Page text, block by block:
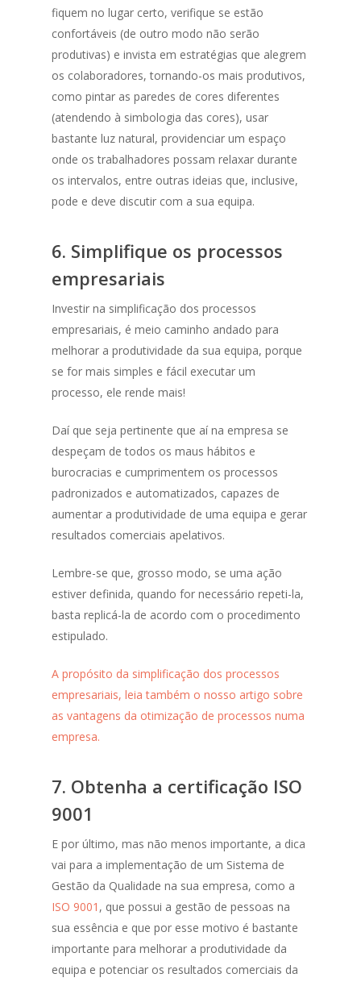
fiquem no lugar certo, verifique se estão
confortáveis (de outro modo não serão
produtivas) e invista em estratégias que alegrem
os colaboradores, tornando-os mais produtivos,
como pintar as paredes de cores diferentes
(atendendo à simbologia das cores), usar
bastante luz natural, providenciar um espaço
onde os trabalhadores possam relaxar durante
os intervalos, entre outras ideias que, inclusive,
pode e deve discutir com a sua equipa.
6. Simplifique os processos
empresariais
Investir na simplificação dos processos
empresariais, é meio caminho andado para
melhorar a produtividade da sua equipa, porque
se for mais simples e fácil executar um
processo, ele rende mais!
Daí que seja pertinente que aí na empresa se
despeçam de todos os maus hábitos e
burocracias e cumprimentem os processos
padronizados e automatizados, capazes de
aumentar a produtividade de uma equipa e gerar
resultados comerciais apelativos.
Lembre-se que, grosso modo, se uma ação
estiver definida, quando for necessário repeti-la,
basta replicá-la de acordo com o procedimento
estipulado.
A propósito da simplificação dos processos
empresariais, leia também o nosso artigo sobre
as vantagens da otimização de processos numa
empresa.
7. Obtenha a certificação ISO
9001
E por último, mas não menos importante, a dica
vai para a implementação de um Sistema de
Gestão da Qualidade na sua empresa, como a
ISO 9001 , que possui a gestão de pessoas na
sua essência e que por esse motivo é bastante
importante para melhorar a produtividade da
equipa e potenciar os resultados comerciais da